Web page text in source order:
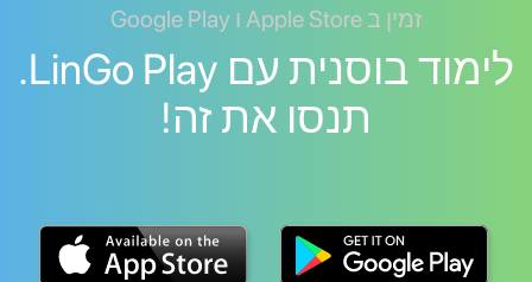
זמין ב Apple Store ו Google Play
לימוד בוסנית עם LinGo Play.
תנסו את זה!